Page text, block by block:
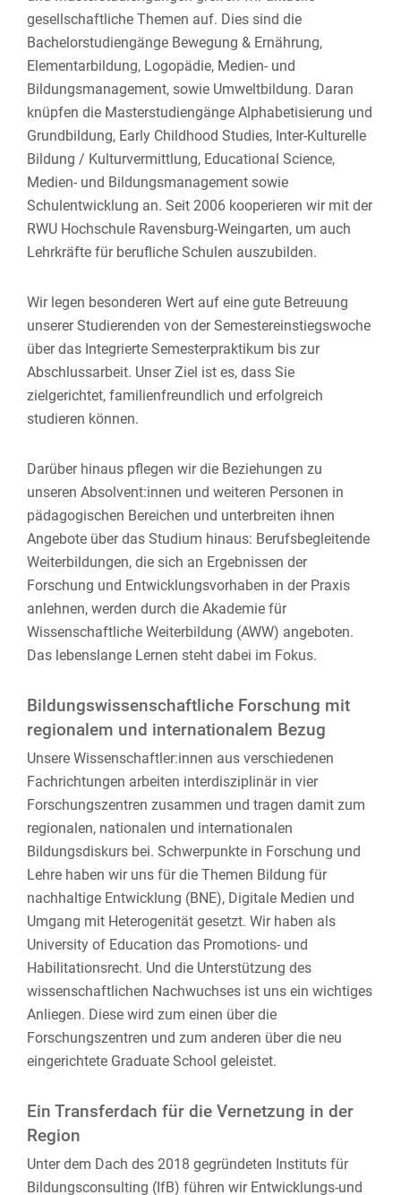
gesellschaftliche Themen auf. Dies sind die
Bachelorstudiengänge Bewegung & Ernährung,
Elementarbildung, Logopädie, Medien- und
Bildungsmanagement, sowie Umweltbildung. Daran
knüpfen die Masterstudiengänge Alphabetisierung und
Grundbildung, Early Childhood Studies, Inter-Kulturelle
Bildung / Kulturvermittlung, Educational Science,
Medien- und Bildungsmanagement sowie
Schulentwicklung an. Seit 2006 kooperieren wir mit der
RWU Hochschule Ravensburg-Weingarten, um auch
Lehrkräfte für berufliche Schulen auszubilden.
Wir legen besonderen Wert auf eine gute Betreuung
unserer Studierenden von der Semestereinstiegswoche
über das Integrierte Semesterpraktikum bis zur
Abschlussarbeit. Unser Ziel ist es, dass Sie
zielgerichtet, familienfreundlich und erfolgreich
studieren können.
Darüber hinaus pflegen wir die Beziehungen zu
unseren Absolvent:innen und weiteren Personen in
pädagogischen Bereichen und unterbreiten ihnen
Angebote über das Studium hinaus: Berufsbegleitende
Weiterbildungen, die sich an Ergebnissen der
Forschung und Entwicklungsvorhaben in der Praxis
anlehnen, werden durch die Akademie für
Wissenschaftliche Weiterbildung (AWW) angeboten.
Das lebenslange Lernen steht dabei im Fokus.
Bildungswissenschaftliche Forschung mit
regionalem und internationalem Bezug
Unsere Wissenschaftler:innen aus verschiedenen
Fachrichtungen arbeiten interdisziplinär in vier
Forschungszentren zusammen und tragen damit zum
regionalen, nationalen und internationalen
Bildungsdiskurs bei. Schwerpunkte in Forschung und
Lehre haben wir uns für die Themen Bildung für
nachhaltige Entwicklung (BNE), Digitale Medien und
Umgang mit Heterogenität gesetzt. Wir haben als
University of Education das Promotions- und
Habilitationsrecht. Und die Unterstützung des
wissenschaftlichen Nachwuchses ist uns ein wichtiges
Anliegen. Diese wird zum einen über die
Forschungszentren und zum anderen über die neu
eingerichtete Graduate School geleistet.
Ein Transferdach für die Vernetzung in der
Region
Unter dem Dach des 2018 gegründeten Instituts für
Bildungsconsulting (IfB) führen wir Entwicklungs-und